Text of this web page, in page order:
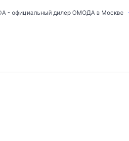
- официальный дилер ОМОДА в Москве